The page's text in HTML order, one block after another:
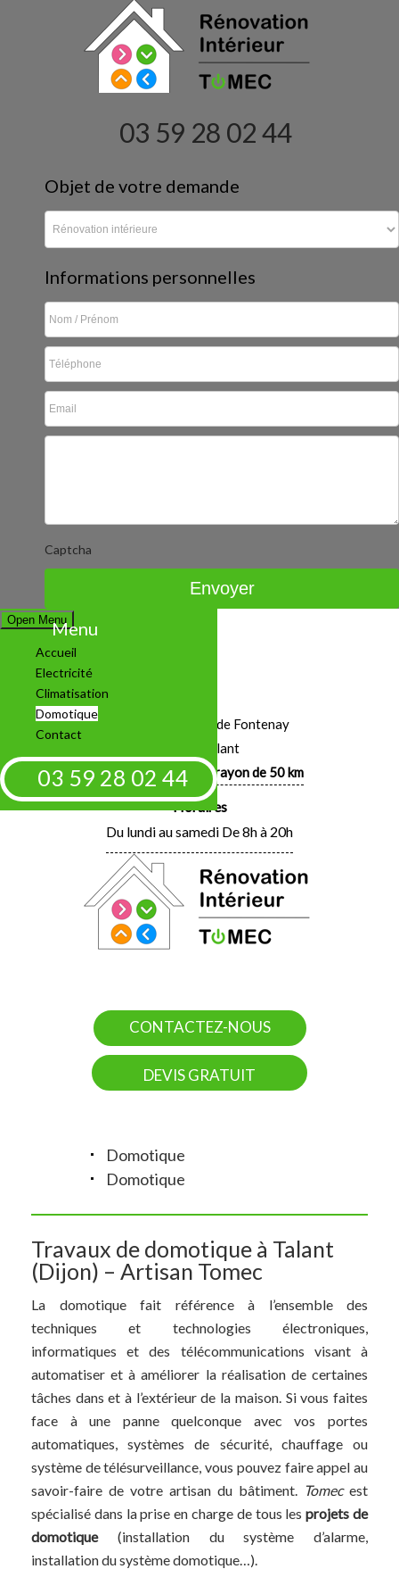
03 59 28 02 44
Objet de votre demande
Informations personnelles
Captcha
Open MenuMenu
Accueil
Electricité
Climatisation
Domotique
Contact
03 59 28 02 44
5 Rue de l'Abbaye de Fontenay
21240 Talant
Déplacement sur un rayon de 50 km
Horaires
Du lundi au samedi De 8h à 20h
CONTACTEZ-NOUS
DEVIS GRATUIT
Domotique
Domotique
Travaux de domotique à Talant
(Dijon) – Artisan Tomec
La domotique fait référence à l’ensemble des
techniques et technologies électroniques,
informatiques et des télécommunications visant à
automatiser et à améliorer la réalisation de certaines
tâches dans et à l’extérieur de la maison. Si vous faites
face à une panne quelconque avec vos portes
automatiques, systèmes de sécurité, chauffage ou
système de télésurveillance, vous pouvez faire appel au
savoir-faire de votre artisan du bâtiment.
Tomecest
spécialisé dans la prise en charge de tous lesprojets de
domotique(installation du système d’alarme,
installation du système domotique…).